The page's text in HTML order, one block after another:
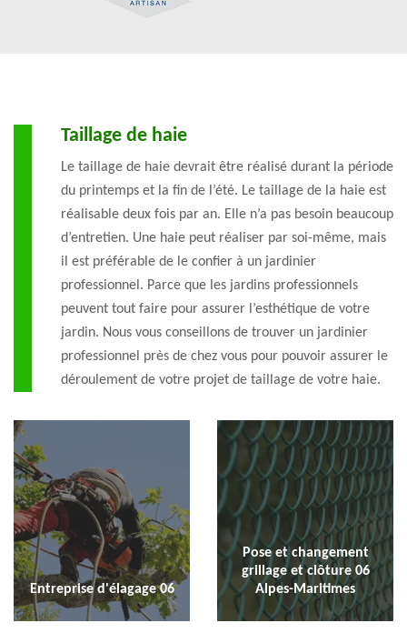
Taillage de haie
Le taillage de haie devrait être réalisé durant la période
du printemps et la fin de l’été. Le taillage de la haie est
réalisable deux fois par an. Elle n’a pas besoin beaucoup
d’entretien. Une haie peut réaliser par soi-même, mais
il est préférable de le confier à un jardinier
professionnel. Parce que les jardins professionnels
peuvent tout faire pour assurer l’esthétique de votre
jardin. Nous vous conseillons de trouver un jardinier
professionnel près de chez vous pour pouvoir assurer le
déroulement de votre projet de taillage de votre haie.
Entreprise d'élagage 06
Pose et changement
grillage et clôture 06
Alpes-Maritimes